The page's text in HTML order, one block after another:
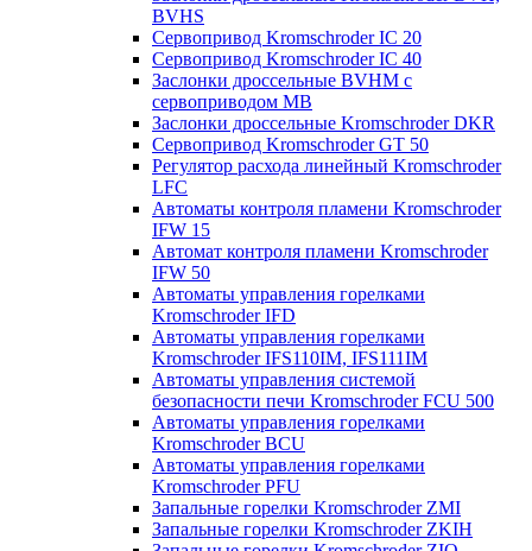
BVHS
Сервопривод Kromschroder IC 20
Сервопривод Kromschroder IC 40
Заслонки дроссельные BVHM с
сервоприводом МВ
Заслонки дроссельные Kromschroder DKR
Cервопривод Kromschroder GT 50
Регулятор расхода линейный Kromschroder
LFC
Автоматы контроля пламени Kromschroder
IFW 15
Автомат контроля пламени Kromschroder
IFW 50
Автоматы управления горелками
Kromschroder IFD
Автоматы управления горелками
Kromschroder IFS110IM, IFS111IM
Автоматы управления системой
безопасности печи Kromschroder FCU 500
Автоматы управления горелками
Kromschroder BCU
Автоматы управления горелками
Kromschroder PFU
Запальные горелки Kromschroder ZМI
Запальные горелки Kromschroder ZKIH